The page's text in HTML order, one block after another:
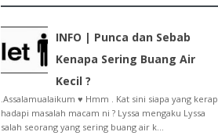
INFO | Punca dan Sebab
Kenapa Sering Buang Air
Kecil ?
.Assalamualaikum ♥ Hmm . Kat sini siapa yang kerap
hadapi masalah macam ni ? Lyssa mengaku Lyssa
salah seorang yang sering buang air k...